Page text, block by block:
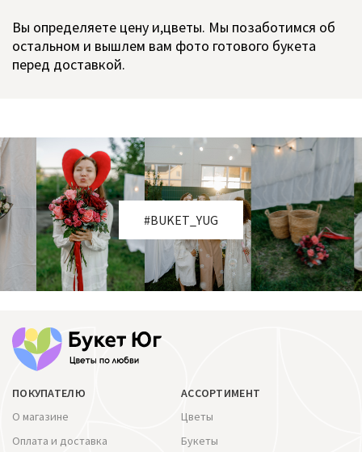
Вы определяете цену и,цветы. Мы позаботимся об
остальном и вышлем вам фото готового букета
перед доставкой.
#BUKET_YUG
ПОКУПАТЕЛЮ
О магазине
Оплата и доставка
АССОРТИМЕНТ
Цветы
Букеты